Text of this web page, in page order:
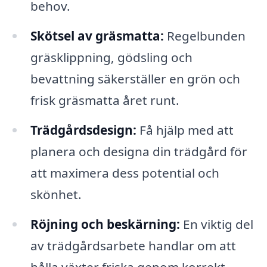
behov.
Skötsel av gräsmatta: Regelbunden
gräsklippning, gödsling och
bevattning säkerställer en grön och
frisk gräsmatta året runt.
Trädgårdsdesign: Få hjälp med att
planera och designa din trädgård för
att maximera dess potential och
skönhet.
Röjning och beskärning: En viktig del
av trädgårdsarbete handlar om att